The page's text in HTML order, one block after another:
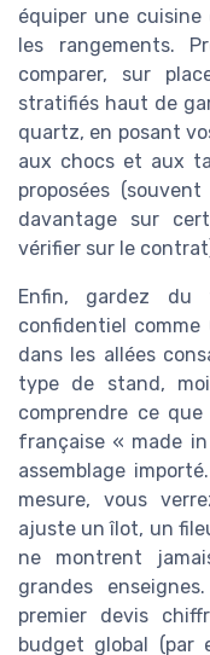
équiper une
les rangements.
comparer, sur
stratifiés haut de
quartz, en posant
aux chocs et aux
proposées
davantage sur
vérifier sur le
Enfin, gardez du
confidentiel comme
dans les allées
type de stand,
comprendre ce
française « made
assemblage
mesure, vous
ajuste un îlot, un
ne montrent
grandes
premier devis
budget global (par